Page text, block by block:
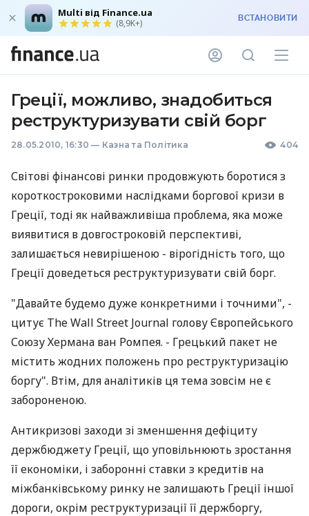
Multi від Finance.ua
(8,9K+) ВСТАНОВИТИ
Греції, можливо, знадобиться
реструктуризувати свій борг
28.05.2010, 16:30 — Казна та Політика 404
Світові фінансові ринки продовжують боротися з
короткостроковими наслідками боргової кризи в
Греції, тоді як найважливіша проблема, яка може
виявитися в довгостроковій перспективі,
залишається невирішеною - вірогідність того, що
Греції доведеться реструктуризувати свій борг.
"Давайте будемо дуже конкретними і точними", -
цитує The Wall Street Journal голову Європейського
Союзу Хермана ван Ромпея. - Грецький пакет не
містить жодних положень про реструктуризацію
боргу". Втім, для аналітиків ця тема зовсім не є
забороненою.
Антикризові заходи зі зменшення дефіциту
держбюджету Греції, що уповільнюють зростання
її економіки, і заборонні ставки з кредитів на
міжбанківському ринку не залишають Греції іншої
дороги, окрім реструктуризації її держборгу,